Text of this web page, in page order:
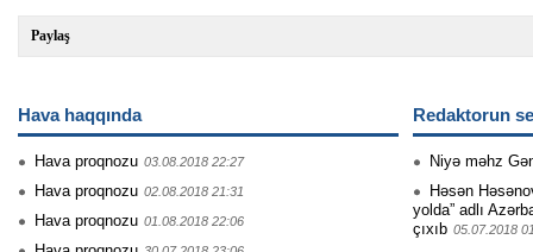
Paylaş
Hava haqqında
Hava proqnozu 03.08.2018 22:27
Hava proqnozu 02.08.2018 21:31
Hava proqnozu 01.08.2018 22:06
Redaktorun
Niyə məhz
Həsən
yolda” adlı
çıxıb 05.07.2018